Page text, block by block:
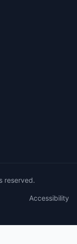
reserved.
Accessibility